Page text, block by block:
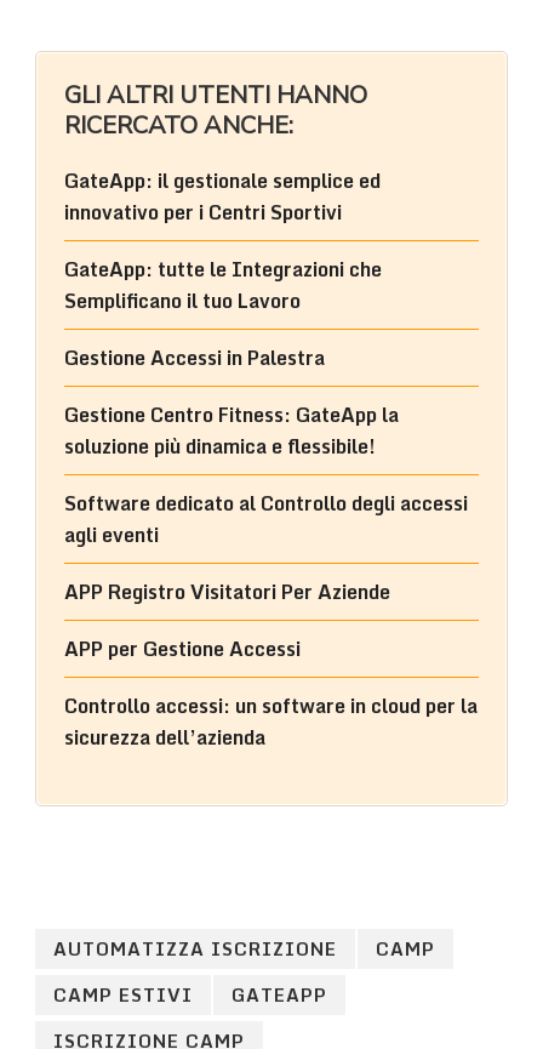
GLI ALTRI UTENTI HANNO
RICERCATO ANCHE:
GateApp: il gestionale semplice ed
innovativo per i Centri Sportivi
GateApp: tutte le Integrazioni che
Semplificano il tuo Lavoro
Gestione Accessi in Palestra
Gestione Centro Fitness: GateApp la
soluzione più dinamica e flessibile!
Software dedicato al Controllo degli accessi
agli eventi
APP Registro Visitatori Per Aziende
APP per Gestione Accessi
Controllo accessi: un software in cloud per la
sicurezza dell’azienda
AUTOMATIZZA ISCRIZIONE
CAMP
CAMP ESTIVI
GATEAPP
ISCRIZIONE CAMP